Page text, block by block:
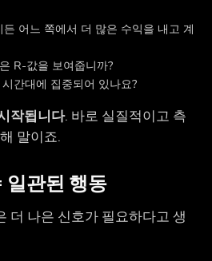
어느 쪽에서 더 많은 수익을 내고 계
R-값을 보여줍니까?
간대에 집중되어 있나요?
작됩니다. 바로 실질적이고 측
말이죠.
일관된 행동
더 나은 신호가 필요하다고 생